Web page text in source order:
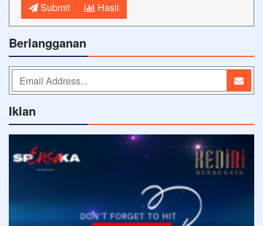
Submit Hasil
Berlangganan
Iklan